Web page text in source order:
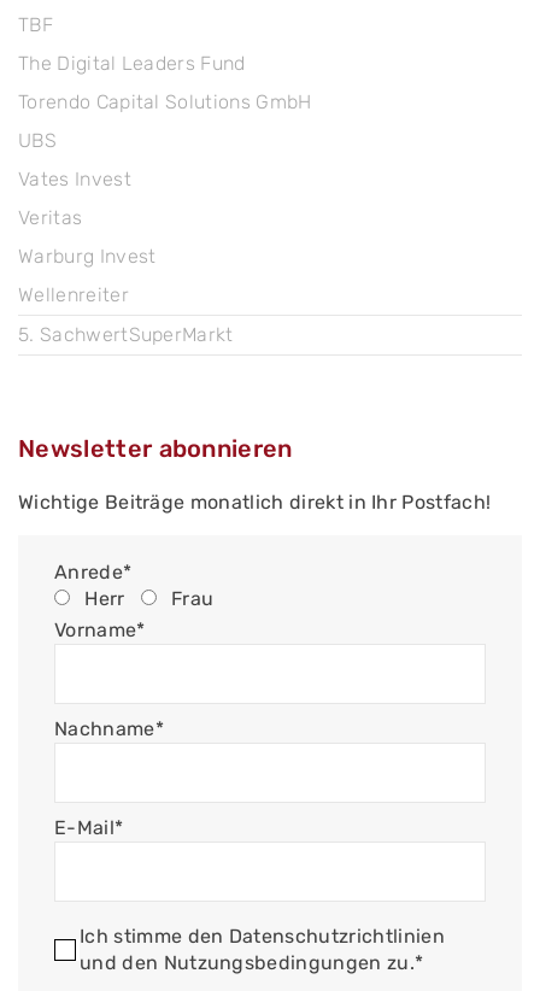
TBF
The Digital Leaders Fund
Torendo Capital Solutions GmbH
UBS
Vates Invest
Veritas
Warburg Invest
Wellenreiter
5. SachwertSuperMarkt
Newsletter abonnieren
Wichtige Beiträge monatlich direkt in Ihr Postfach!
Anrede*
Herr
Frau
Vorname*
Nachname*
E-Mail*
Ich stimme den Datenschutzrichtlinien
und den Nutzungsbedingungen zu.*